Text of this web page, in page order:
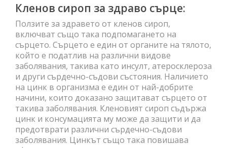
Кленов сироп за здраво сърце:
Ползите за здравето от кленов сироп,
включват също така подпомагането на
сърцето. Сърцето е един от органите на тялото,
който е податлив на различни видове
заболявания, такива като инсулт, атеросклероза
и други сърдечно-съдови състояния. Наличието
на цинк в организма е един от най-добрите
начини, които доказано защитават сърцето от
такива заболявания. Кленовият сироп съдържа
цинк и консумацията му може да защити и да
предотврати различни сърдечно-съдови
заболявания. Цинкът също така повишава